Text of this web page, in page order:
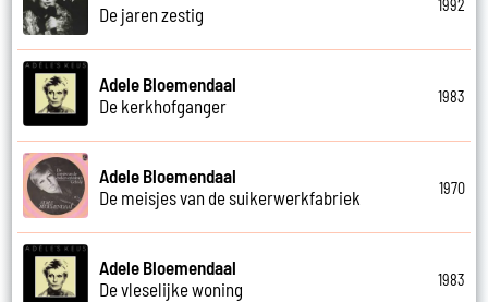
De jaren zestig
1992
Adele Bloemendaal
De kerkhofganger
1983
Adele Bloemendaal
De meisjes van de suikerwerkfabriek
1970
Adele Bloemendaal
De vleselijke woning
1983